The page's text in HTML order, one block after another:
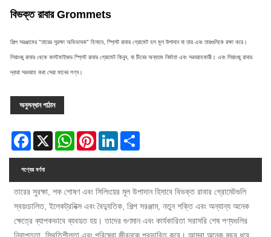
বিভক্ত রাবার Grommets
শিল্প সরঞ্জামের "তারের সুরক্ষা অভিভাবক" হিসাবে, স্প্লিট রাবার গ্রোমেট হল মূল উপাদান যা তার এবং তারগুলিকে রক্ষা করে।
লিয়াংজু রাবার থেকে কাস্টমাইজড স্প্লিট রাবার গ্রোমেট কিনুন, যা চীনের অন্যতম নির্মাতা এবং সরবরাহকারী। এবং লিয়াংজু রাবার
দ্বারা সরবরাহ করা সেরা মানের পণ্য।
অনুসন্ধান পাঠান
Facebook WhatsAppPinterest LinkedIn
পণ্যের বর্ণনা
তারের সুরক্ষা, শক শোষণ এবং সিলিংয়ের মূল উপাদান হিসাবে বিভক্ত রাবার গ্রোমেটগুলি
স্বয়ংচালিত, ইলেকট্রনিক্স এবং বৈদ্যুতিক, শিল্প সরঞ্জাম, নতুন শক্তি এবং অন্যান্য অনেক
ক্ষেত্রে ব্যাপকভাবে ব্যবহৃত হয়। তাদের গুণমান এবং কার্যকারিতা সরাসরি শেষ পণ্যগুলির